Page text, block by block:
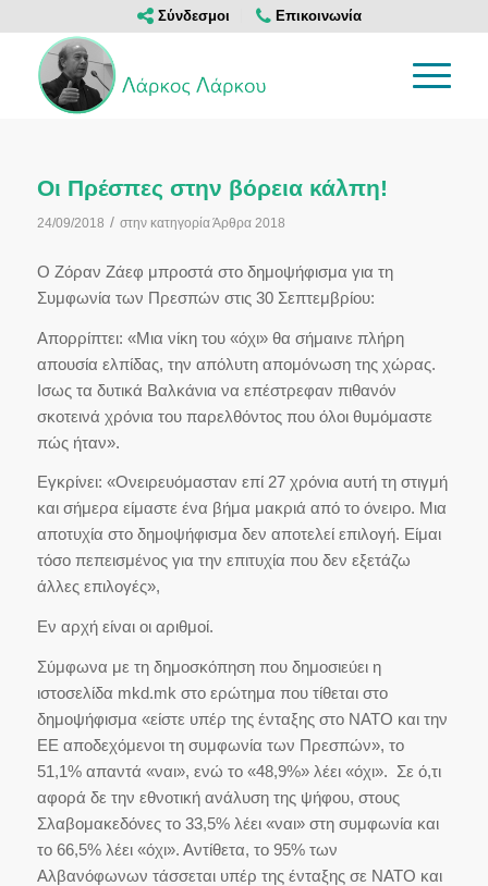
Σύνδεσμοι Επικοινωνία
Οι Πρέσπες στην βόρεια κάλπη!
24/09/2018 / στην κατηγορίαΆρθρα 2018
Ο Ζόραν Ζάεφ μπροστά στο δημοψήφισμα για τη
Συμφωνία των Πρεσπών στις 30 Σεπτεμβρίου:
Απορρίπτει: «Μια νίκη του «όχι» θα σήμαινε πλήρη
απουσία ελπίδας, την απόλυτη απομόνωση της χώρας.
Ισως τα δυτικά Βαλκάνια να επέστρεφαν πιθανόν
σκοτεινά χρόνια του παρελθόντος που όλοι θυμόμαστε
πώς ήταν».
Εγκρίνει: «Ονειρευόμασταν επί 27 χρόνια αυτή τη στιγμή
και σήμερα είμαστε ένα βήμα μακριά από το όνειρο. Μια
αποτυχία στο δημοψήφισμα δεν αποτελεί επιλογή. Είμαι
τόσο πεπεισμένος για την επιτυχία που δεν εξετάζω
άλλες επιλογές»,
Εν αρχή είναι οι αριθμοί.
Σύμφωνα με τη δημοσκόπηση που δημοσιεύει η
ιστοσελίδα mkd.mk στο ερώτημα που τίθεται στο
δημοψήφισμα «είστε υπέρ της ένταξης στο ΝΑΤΟ και την
ΕΕ αποδεχόμενοι τη συμφωνία των Πρεσπών», το
51,1% απαντά «ναι», ενώ το «48,9%» λέει «όχι». Σε ό,τι
αφορά δε την εθνοτική ανάλυση της ψήφου, στους
Σλαβομακεδόνες το 33,5% λέει «ναι» στη συμφωνία και
το 66,5% λέει «όχι». Αντίθετα, το 95% των
Αλβανόφωνων τάσσεται υπέρ της ένταξης σε ΝΑΤΟ και